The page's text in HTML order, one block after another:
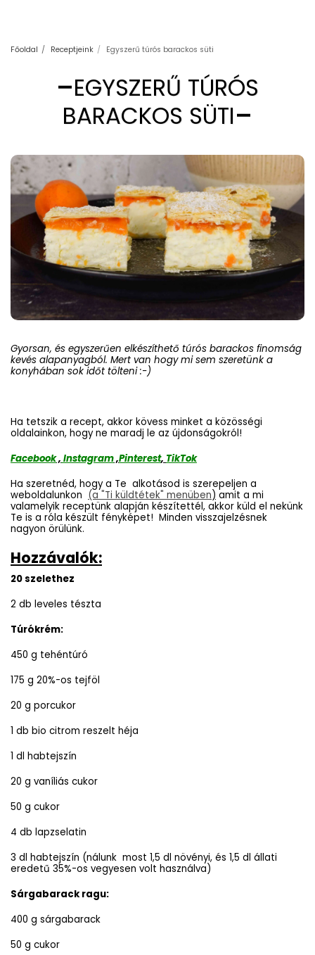
Főoldal Receptjeink Egyszerű túrós barackos süti
EGYSZERŰ TÚRÓS
BARACKOS SÜTI
Gyorsan, és egyszerűen elkészíthető túrós barackos finomság
kevés alapanyagból. Mert van hogy mi sem szeretünk a
konyhában sok időt tölteni :-)
Ha tetszik a recept, akkor kövess minket a közösségi
oldalainkon, hogy ne maradj le az újdonságokról!
Facebook, Instagram,Pinterest, TikTok
Ha szeretnéd, hogy a Te alkotásod is szerepeljen a
weboldalunkon (a "Ti küldtétek" menüben) amit a mi
valamelyik receptünk alapján készítettél, akkor küld el nekünk
Te is a róla készült fényképet! Minden visszajelzésnek
nagyon örülünk.
Hozzávalók:
20 szelethez
2 db leveles tészta
Túrókrém:
450 g tehéntúró
175 g 20%-os tejföl
20 g porcukor
1 db bio citrom reszelt héja
1 dl habtejszín
20 g vaníliás cukor
50 g cukor
4 db lapzselatin
3 dl habtejszín (nálunk most 1,5 dl növényi, és 1,5 dl állati
eredetű 35%-os vegyesen volt használva)
Sárgabarack ragu:
400 g sárgabarack
50 g cukor